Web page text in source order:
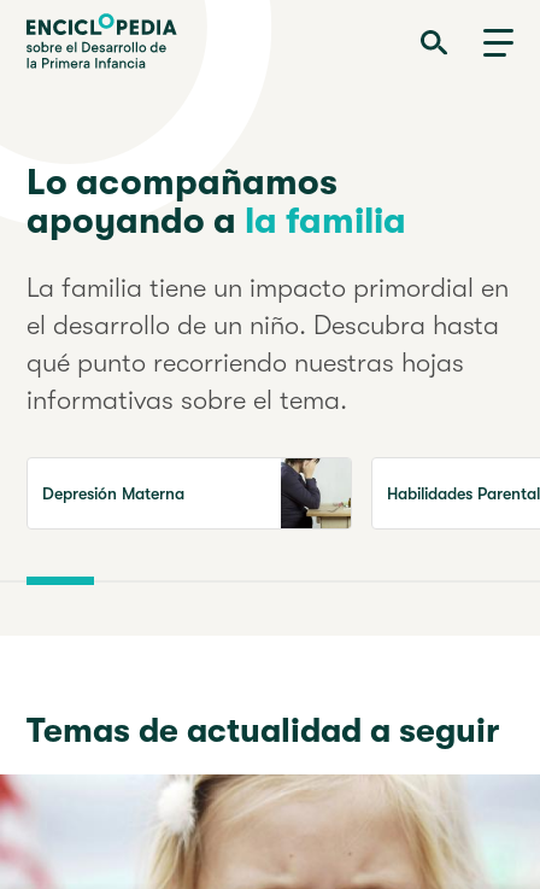
Pasar
contenido
Enciclopedia sobre el Desarrollo de la Primera Infancia
Lo acompañamos
apoyando a la familia
La familia tiene un impacto primordial en
el desarrollo de un niño. Descubra hasta
qué punto recorriendo nuestras hojas
informativas sobre el tema.
Depresión Materna Habilidades
Temas de actualidad a seguir